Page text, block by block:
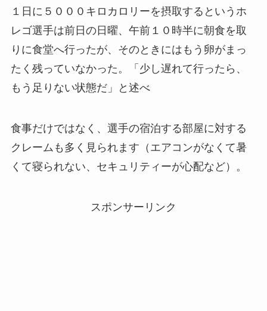
１日に５０００キロカロリーを摂取するというホ
レゴ選手は前日の日曜、午前１０時半に朝食を取
りに食堂へ行ったが、そのときにはもう卵がまっ
たく残っていなかった。「少し遅れて行ったら、
もう足りない状態だ」と述べ
食事だけではなく、選手の宿泊する部屋に対する
クレームも多く見られます（エアコンがなくて暑
くて寝られない、セキュリティーが心配など）。
スポンサーリンク